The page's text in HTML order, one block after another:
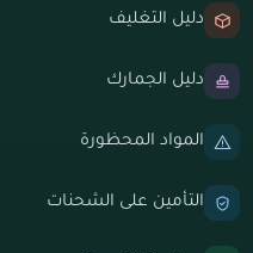
دليل التغليف
دليل الجمارك
المواد المحظورة
التأمين على الشحنات